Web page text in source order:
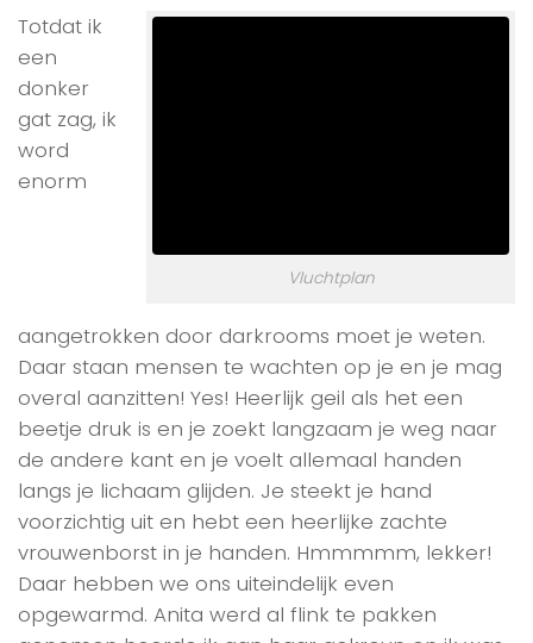
Vluchtplan
Totdat ik
een
donker
gat zag, ik
word
enorm
aangetrokken door darkrooms moet je weten.
Daar staan mensen te wachten op je en je mag
overal aanzitten! Yes! Heerlijk geil als het een
beetje druk is en je zoekt langzaam je weg naar
de andere kant en je voelt allemaal handen
langs je lichaam glijden. Je steekt je hand
voorzichtig uit en hebt een heerlijke zachte
vrouwenborst in je handen. Hmmmmm, lekker!
Daar hebben we ons uiteindelijk even
opgewarmd. Anita werd al flink te pakken